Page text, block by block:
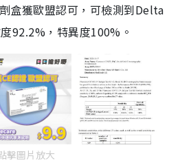
盒獲歐盟認可，可檢測到Delta
92.2%，特異度100%。
擊圖片放大